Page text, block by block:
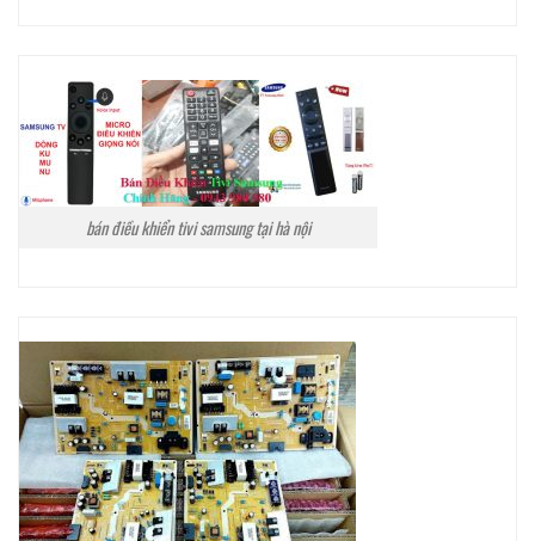
bán điều khiển tivi samsung tại hà nội